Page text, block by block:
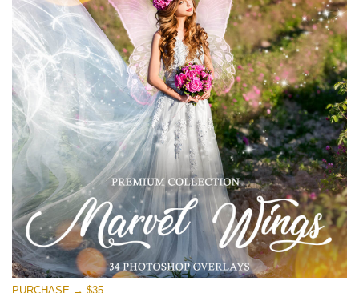
Large 6000*4000px
Entire Collection
(1783 Overlays)
Large 6000*4000px
Download Grátis
PURCHASE → $35